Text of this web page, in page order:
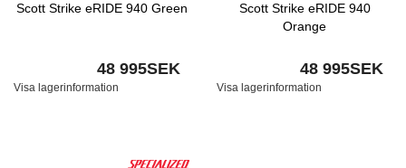
Scott Strike eRIDE 940 Green
48 995SEK
Visa lagerinformation
Scott Strike eRIDE 940
Orange
48 995SEK
Visa lagerinformation